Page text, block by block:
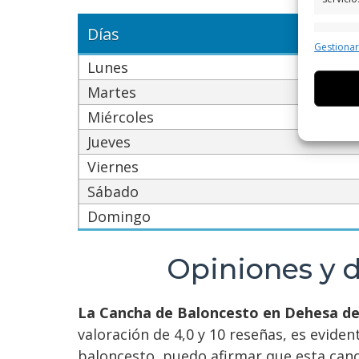
Días
Lunes
Martes
Miércoles
Jueves
Viernes
Sábado
Domingo
Opiniones y
La Cancha de Baloncesto en Dehesa
valoración de 4,0 y 10 reseñas, es